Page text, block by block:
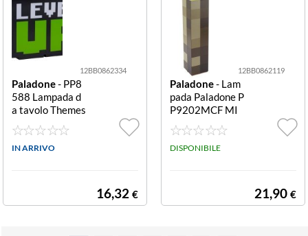
12BB0862334
Paladone- PP8
588 Lampada d
a tavolo Themes
and Trends Leve
l Up Level Up
IN ARRIVO
16,32 €
12BB0862119
Paladone- Lam
pada Paladone P
P9202MCF MI
NECRAFT
DISPONIBILE
21,90 €